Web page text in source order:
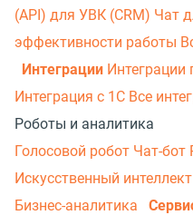
(API) для УВК (CRM) Чат
эффективности работы
Интеграции Интеграции
Интеграция с 1С Все
Роботы и аналитика
Голосовой робот Чат-бот
Искусственный интеллект
Бизнес-аналитика